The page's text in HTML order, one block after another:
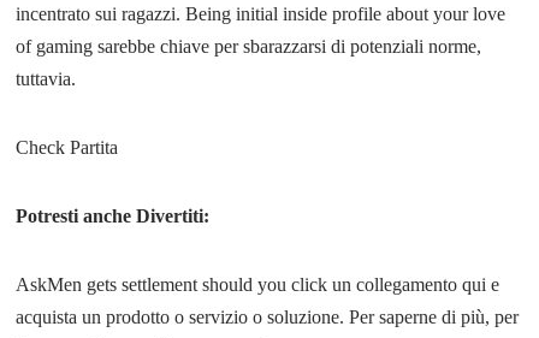
incentrato sui ragazzi. Being initial inside profile about your love
of gaming sarebbe chiave per sbarazzarsi di potenziali norme,
tuttavia.
Check Partita
Potresti anche Divertiti:
AskMen gets settlement should you click un collegamento qui e
acquista un prodotto o servizio o soluzione. Per saperne di più, per